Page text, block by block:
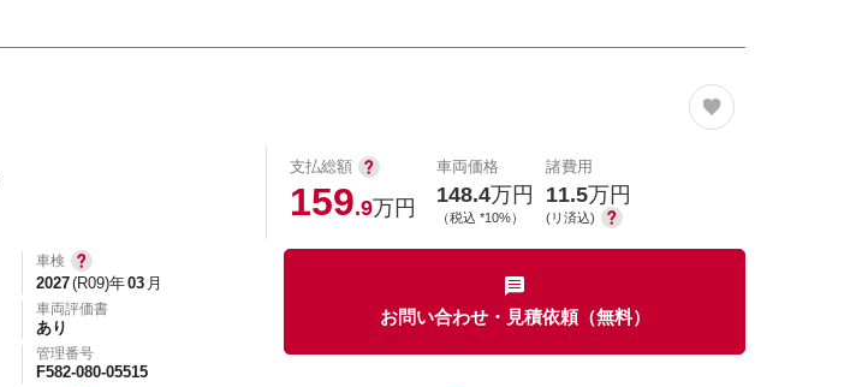
支払総額
159.9万円
車両価格
148.4万円
（税込 *10%）
諸費用
11.5万円
(リ済込)
車検
2027(R09)年03 月
車両評価書
あり
管理番号
F582-080-05515
お問い合わせ・見積依頼（無料）